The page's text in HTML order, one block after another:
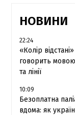
НОВИНИ
22:24
«Колір
говорить
та лінії
10:09
Безоплатна
вдома: як